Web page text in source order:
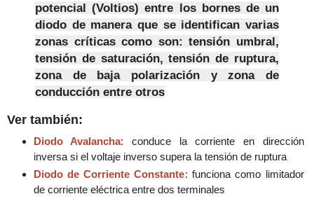
potencial (Voltios) entre los bornes de un
diodo de manera que se identifican varias
zonas críticas como son: tensión umbral,
tensión de saturación, tensión de ruptura,
zona de baja polarización y zona de
conducción entre otros
Ver también:
Diodo Avalancha: conduce la corriente en dirección
inversa si el voltaje inverso supera la tensión de ruptura
Diodo de Corriente Constante: funciona como limitador
de corriente eléctrica entre dos terminales